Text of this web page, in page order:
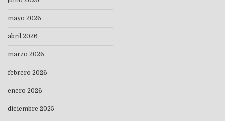
mayo 2026
abril 2026
marzo 2026
febrero 2026
enero 2026
diciembre 2025